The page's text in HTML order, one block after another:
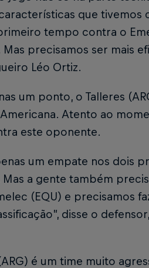
que tivemos
tempo contra o
precisamos ser mais
Léo Ortiz.
um ponto, o Talleres
Atento ao
este oponente.
um empate nos dois
a gente também
(EQU) e precisamos
disse o
é um time muito